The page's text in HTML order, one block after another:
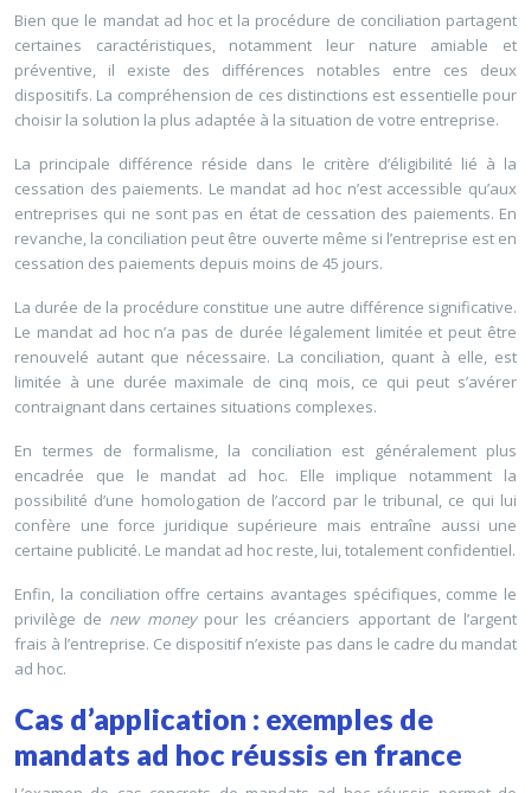
Bien que le mandat ad hoc et la procédure de conciliation partagent
certaines caractéristiques, notamment leur nature amiable et
préventive, il existe des différences notables entre ces deux
dispositifs. La compréhension de ces distinctions est essentielle pour
choisir la solution la plus adaptée à la situation de votre entreprise.
La principale différence réside dans le critère d’éligibilité lié à la
cessation des paiements. Le mandat ad hoc n’est accessible qu’aux
entreprises qui ne sont pas en état de cessation des paiements. En
revanche, la conciliation peut être ouverte même si l’entreprise est en
cessation des paiements depuis moins de 45 jours.
La durée de la procédure constitue une autre différence significative.
Le mandat ad hoc n’a pas de durée légalement limitée et peut être
renouvelé autant que nécessaire. La conciliation, quant à elle, est
limitée à une durée maximale de cinq mois, ce qui peut s’avérer
contraignant dans certaines situations complexes.
En termes de formalisme, la conciliation est généralement plus
encadrée que le mandat ad hoc. Elle implique notamment la
possibilité d’une homologation de l’accord par le tribunal, ce qui lui
confère une force juridique supérieure mais entraîne aussi une
certaine publicité. Le mandat ad hoc reste, lui, totalement confidentiel.
Enfin, la conciliation offre certains avantages spécifiques, comme le
privilège de new money pour les créanciers apportant de l’argent
frais à l’entreprise. Ce dispositif n’existe pas dans le cadre du mandat
ad hoc.
Cas d’application : exemples de
mandats ad hoc réussis en france